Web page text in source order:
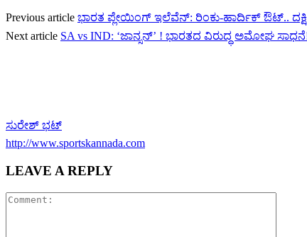
Previous article ಭಾರತ ಪ್ಲೇಯಿಂಗ್ ಇಲೆವೆನ್: ರಿಂಕು-ಹಾರ್ದಿಕ್ ಔಟ್..
Next article SA vs IND: ‘ಜಾನ್ಸನ್’ ! ಭಾರತದ ವಿರುದ್ಧ ಅಮೋಘ
ಸುರೇಶ್ ಭಟ್
http://www.sportskannada.com
LEAVE A REPLY